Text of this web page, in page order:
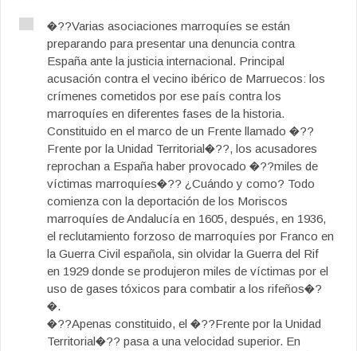
�??Varias asociaciones marroquíes se están
preparando para presentar una denuncia contra
España ante la justicia internacional. Principal
acusación contra el vecino ibérico de Marruecos: los
crímenes cometidos por ese país contra los
marroquíes en diferentes fases de la historia.
Constituido en el marco de un Frente llamado �??
Frente por la Unidad Territorial�??, los acusadores
reprochan a España haber provocado �??miles de
víctimas marroquíes�?? ¿Cuándo y como? Todo
comienza con la deportación de los Moriscos
marroquíes de Andalucía en 1605, después, en 1936,
el reclutamiento forzoso de marroquíes por Franco en
la Guerra Civil española, sin olvidar la Guerra del Rif
en 1929 donde se produjeron miles de víctimas por el
uso de gases tóxicos para combatir a los rifeños�?
�.
�??Apenas constituido, el �??Frente por la Unidad
Territorial�?? pasa a una velocidad superior. En